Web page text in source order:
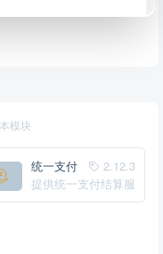
模块
2.12.3
统一支付
中心
提供统一支付结算服
务